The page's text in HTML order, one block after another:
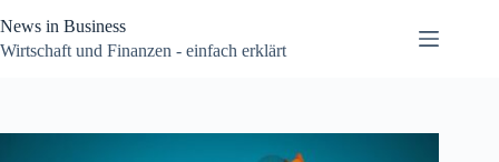
Inhalt
springen
News in Business
Wirtschaft und Finanzen - einfach erklärt